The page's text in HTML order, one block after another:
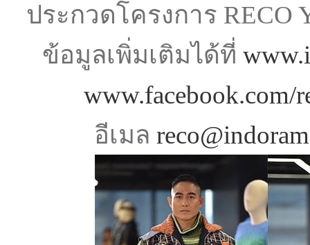
ประกวดโครงการ RECO
ข้อมูลเพิ่มเติมได้ที่
www.facebook.com/
อีเมล